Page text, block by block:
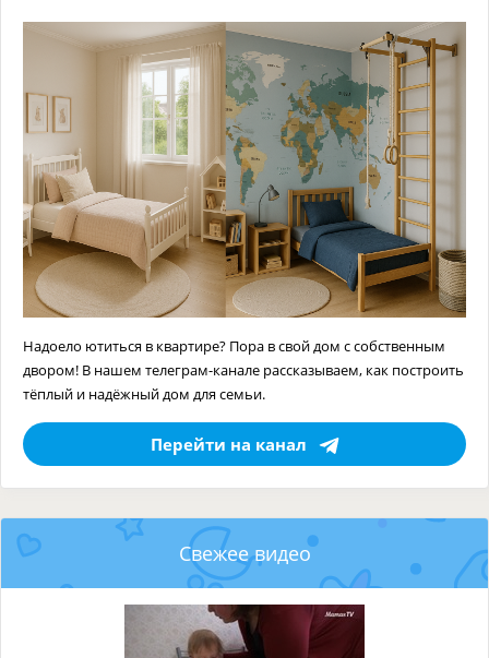
Надоело ютиться в квартире? Пора в свой дом с собственным
двором! В нашем телеграм-канале рассказываем, как построить
тёплый и надёжный дом для семьи.
Перейти на канал
Свежее видео